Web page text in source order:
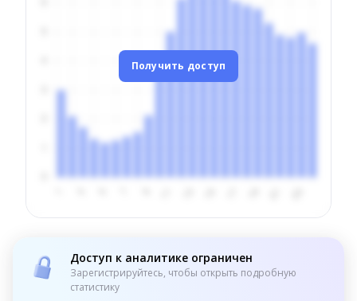
Получить доступ
Доступ к аналитике ограничен
Зарегистрируйтесь, чтобы открыть подробную
статистику